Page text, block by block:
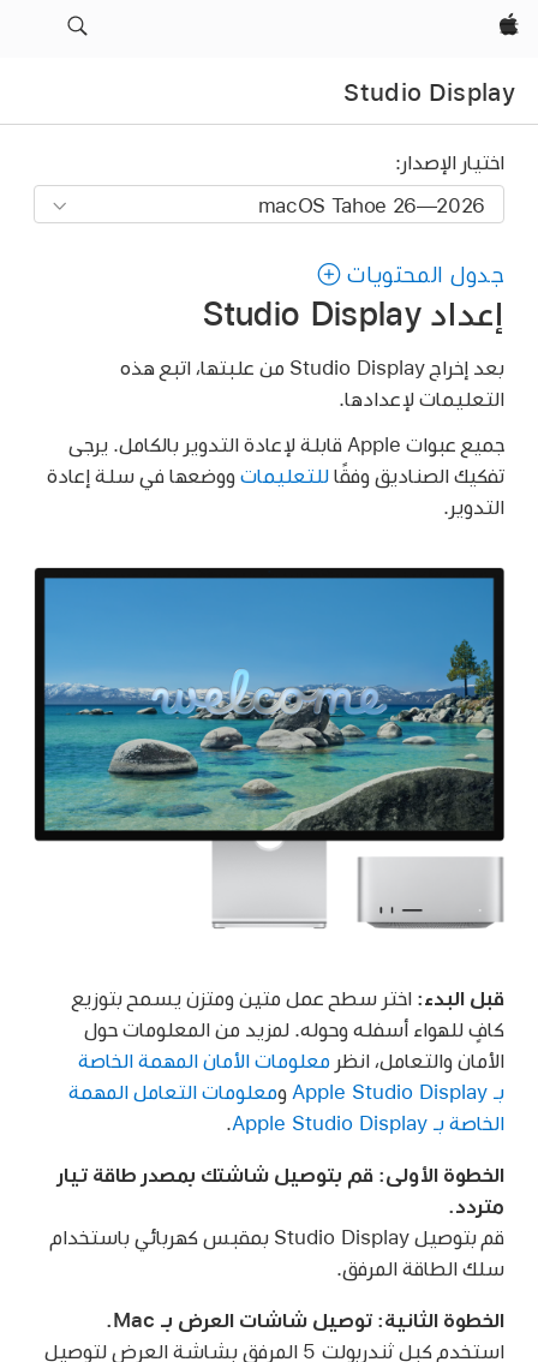
Apple‏
Studio Display
اختيار الإصدار:
جدول المحتويات
إعداد Studio Display
بعد إخراج Studio Display من علبتها، اتبع هذه
التعليمات لإعدادها.
جميع عبوات Apple قابلة لإعادة التدوير بالكامل. يرجى
تفكيك الصناديق وفقًا للتعليمات ووضعها في سلة إعادة
التدوير.
قبل البدء: اختر سطح عمل متين ومتزن يسمح بتوزيع
كافٍ للهواء أسفله وحوله. لمزيد من المعلومات حول
الأمان والتعامل، انظر معلومات الأمان المهمة الخاصة
بـ Apple Studio Display
ومعلومات التعامل المهمة
الخاصة بـ Apple Studio Display
الخطوة الأولى: قم بتوصيل شاشتك بمصدر طاقة تيار
متردد.
قم بتوصيل Studio Display بمقبس كهربائي باستخدام
سلك الطاقة المرفق.
الخطوة الثانية: توصيل شاشات العرض بـ Mac.
استخدم كبل ثندربولت 5 المرفق بشاشة العرض لتوصيل